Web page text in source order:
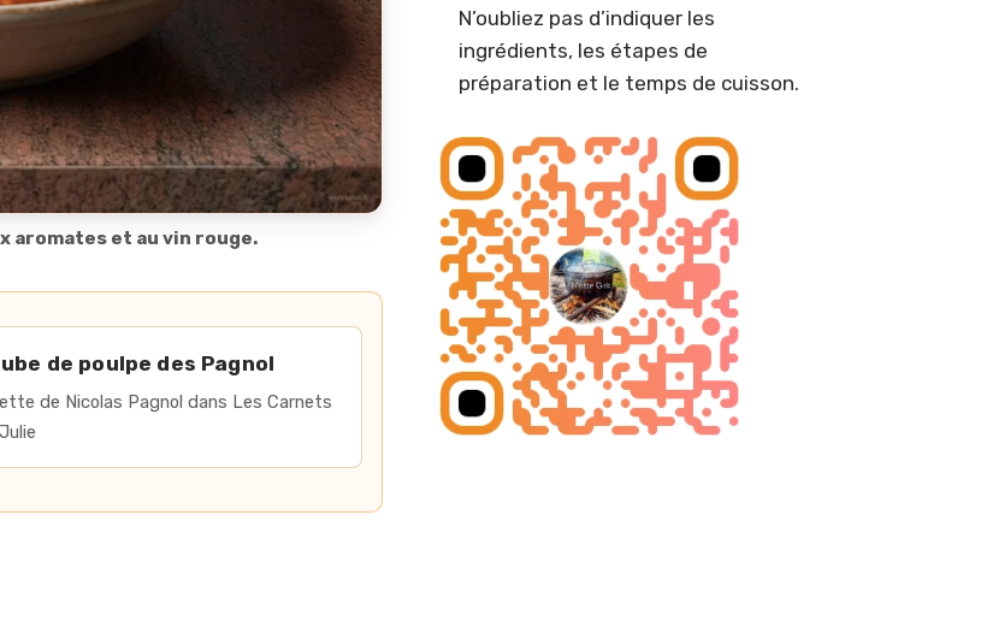
aromates et au vin rouge.
poulpe en daube
de poulpe des Pagnol
de Nicolas Pagnol dans Les Carnets
N’oubliez pas d’indiquer les
ingrédients, les étapes de
préparation et le temps de cuisson.